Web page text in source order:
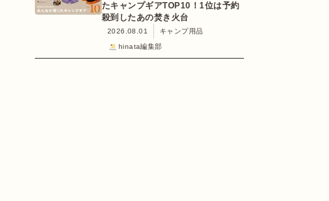
たキャンプギアTOP10！1位は予約
殺到したあの焚き火台
2026.08.01
キャンプ用品
hinata編集部